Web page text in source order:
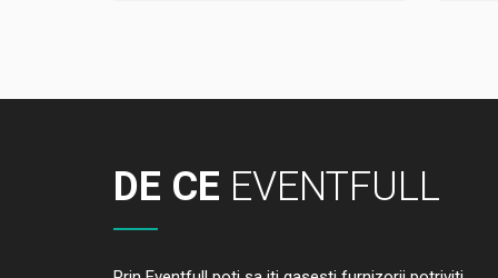
DE CE EVENTFULL